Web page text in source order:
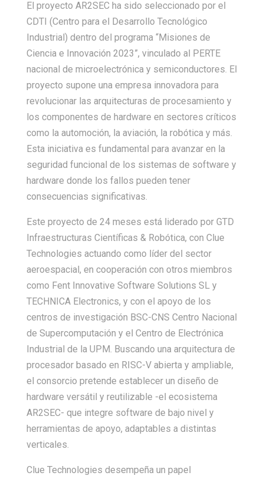
El proyecto AR2SEC ha sido seleccionado por el
CDTI (Centro para el Desarrollo Tecnológico
Industrial) dentro del programa “Misiones de
Ciencia e Innovación 2023”, vinculado al PERTE
nacional de microelectrónica y semiconductores. El
proyecto supone una empresa innovadora para
revolucionar las arquitecturas de procesamiento y
los componentes de hardware en sectores críticos
como la automoción, la aviación, la robótica y más.
Esta iniciativa es fundamental para avanzar en la
seguridad funcional de los sistemas de software y
hardware donde los fallos pueden tener
consecuencias significativas.
Este proyecto de 24 meses está liderado por GTD
Infraestructuras Científicas & Robótica, con Clue
Technologies actuando como líder del sector
aeroespacial, en cooperación con otros miembros
como Fent Innovative Software Solutions SL y
TECHNICA Electronics, y con el apoyo de los
centros de investigación BSC-CNS Centro Nacional
de Supercomputación y el Centro de Electrónica
Industrial de la UPM. Buscando una arquitectura de
procesador basado en RISC-V abierta y ampliable,
el consorcio pretende establecer un diseño de
hardware versátil y reutilizable -el ecosistema
AR2SEC- que integre software de bajo nivel y
herramientas de apoyo, adaptables a distintas
verticales.
Clue Technologies desempeña un papel